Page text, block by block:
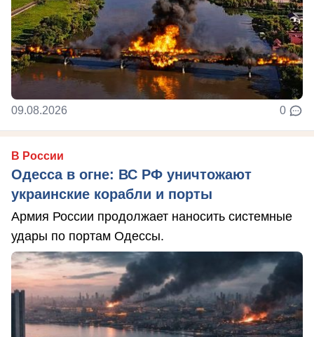
09.08.2026 0
В России
Одесса в огне: ВС РФ уничтожают
украинские корабли и порты
Армия России продолжает наносить системные
удары по портам Одессы.